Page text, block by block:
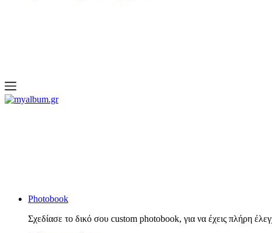
open
Photobook
Σχεδίασε το δικό σου custom photobook, για να έχεις πλήρη